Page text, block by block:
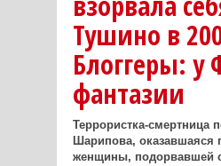
Тушино в
Блоггеры: у
фантазии
Террористка-смертница
Шарипова, оказавшаяся
женщины, подорвавшей